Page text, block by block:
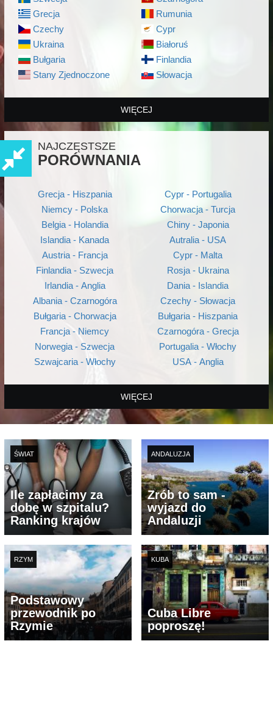
Grecja
Czechy
Ukraina
Bułgaria
Stany Zjednoczone
Rumunia
Cypr
Białoruś
Finlandia
Słowacja
WIĘCEJ
NAJCZĘSTSZE
PORÓWNANIA
Grecja - Hiszpania
Niemcy - Polska
Belgia - Holandia
Islandia - Kanada
Austria - Francja
Finlandia - Szwecja
Irlandia - Anglia
Albania - Czarnogóra
Bułgaria - Chorwacja
Francja - Niemcy
Norwegia - Szwecja
Szwajcaria - Włochy
Cypr - Portugalia
Chorwacja - Turcja
Chiny - Japonia
Autralia - USA
Cypr - Malta
Rosja - Ukraina
Dania - Islandia
Czechy - Słowacja
Bułgaria - Hiszpania
Czarnogóra - Grecja
Portugalia - Włochy
USA - Anglia
WIĘCEJ
ŚWIAT
Ile zapłacimy za
dobę w szpitalu?
Ranking krajów
ANDALUZJA
Zrób to sam -
wyjazd do
Andaluzji
RZYM
Podstawowy
przewodnik po
Rzymie
KUBA
Cuba Libre
poproszę!